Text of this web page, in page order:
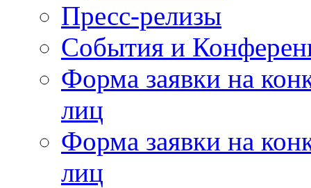
Пресс-релизы
События и
Форма заявки на
лиц
Форма заявки на
лиц